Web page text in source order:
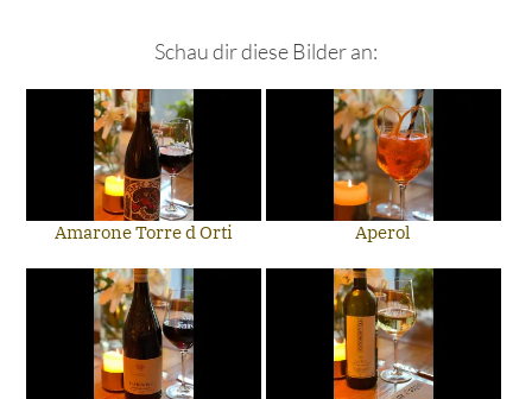
Schau dir diese Bilder an:
Amarone Torre d Orti Aperol